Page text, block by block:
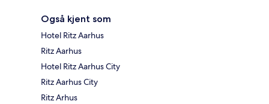
Også kjent som
Hotel Ritz Aarhus
Ritz Aarhus
Hotel Ritz Aarhus City
Ritz Aarhus City
Ritz Arhus